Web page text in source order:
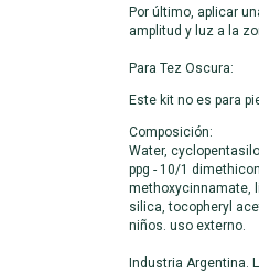
Por último, aplicar
amplitud y luz a la
Para Tez Oscura:
Este kit no es para
Composición:
Water,
ppg - 10/1
methoxycinnamate,
silica, tocopheryl
niños. uso externo.
Industria Argentina.